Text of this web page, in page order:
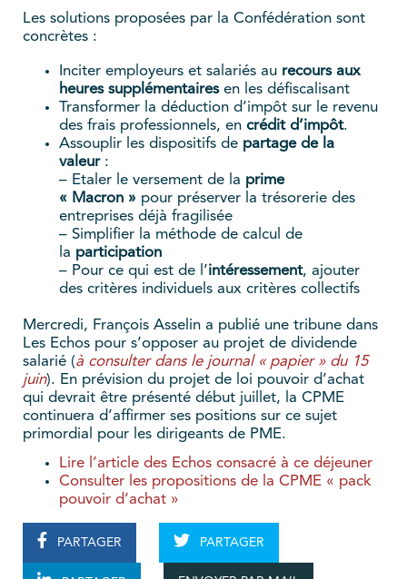
Les solutions proposées par la Confédération sont
concrètes :
Inciter employeurs et salariés au recours aux
heures supplémentairesen les défiscalisant
Transformer la déduction d’impôt sur le revenu
des frais professionnels, en crédit d’impôt.
Assouplir les dispositifs de partage de la
valeur :
– Etaler le versement de la prime
« Macron » pour préserver la trésorerie des
entreprises déjà fragilisée
– Simplifier la méthode de calcul de
la participation
– Pour ce qui est de l’intéressement, ajouter
des critères individuels aux critères collectifs
Mercredi, François Asselin a publié une tribune dans
Les Echos pour s’opposer au projet de dividende
salarié (à consulter dans le journal « papier » du 15
juin). En prévision du projet de loi pouvoir d’achat
qui devrait être présenté début juillet, la CPME
continuera d’affirmer ses positions sur ce sujet
primordial pour les dirigeants de PME.
Lire l’article des Echos consacré à ce déjeuner
Consulter les propositions de la CPME « pack
pouvoir d’achat »
PARTAGER PARTAGER